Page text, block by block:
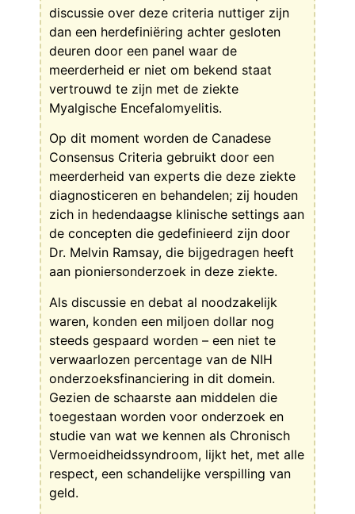
discussie over deze criteria nuttiger zijn
dan een herdefiniëring achter gesloten
deuren door een panel waar de
meerderheid er niet om bekend staat
vertrouwd te zijn met de ziekte
Myalgische Encefalomyelitis.
Op dit moment worden de Canadese
Consensus Criteria gebruikt door een
meerderheid van experts die deze ziekte
diagnosticeren en behandelen; zij houden
zich in hedendaagse klinische settings aan
de concepten die gedefinieerd zijn door
Dr. Melvin Ramsay, die bijgedragen heeft
aan pioniersonderzoek in deze ziekte.
Als discussie en debat al noodzakelijk
waren, konden een miljoen dollar nog
steeds gespaard worden – een niet te
verwaarlozen percentage van de NIH
onderzoeksfinanciering in dit domein.
Gezien de schaarste aan middelen die
toegestaan worden voor onderzoek en
studie van wat we kennen als Chronisch
Vermoeidheidssyndroom, lijkt het, met alle
respect, een schandelijke verspilling van
geld.